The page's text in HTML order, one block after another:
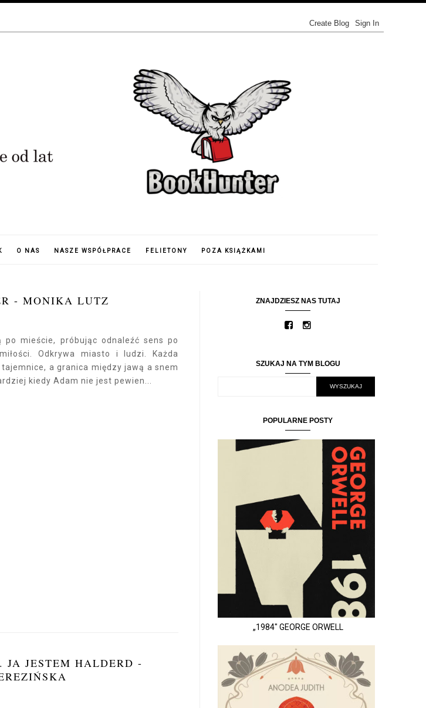
O NAS NASZE WSPÓŁPRACE FELIETONY POZA KSIĄŻKAMI
- MONIKA LUTZ
po mieście, próbując odnaleźć sens po
Odkrywa miasto i ludzi. Każda
a granica między jawą a snem
kiedy Adam nie jest pewien...
JA JESTEM HALDERD -
ZNAJDZIESZ NAS TUTAJ
SZUKAJ NA TYM BLOGU
POPULARNE POSTY
„1984" GEORGE ORWELL